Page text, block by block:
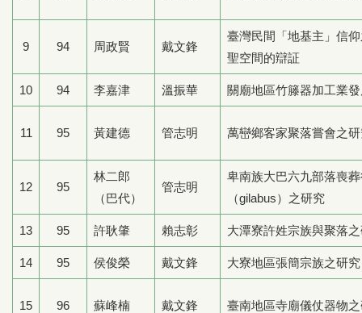
9 94 周政賢 戴文鋒
臺灣民間「地基主」信
聖空間的辯証
10 94 李嘉津 溫振華 關廟地區竹籐器加工業
11 95 黃建德 管志明 萬巒鄉客家聚落嘗會之
12 95
林二郎
（巴代）
管志明
卑南族大巴六九部落喪
（gilabus）之研究
13 95 許耿肇 賴志彰 大潭寮許姓宗族與聚落
14 95 侯俊榮 戴文鋒 大寮地區張簡宗族之研究
15 96 蘇峰楠 戴文鋒 臺南地區寺廟儀仗器物